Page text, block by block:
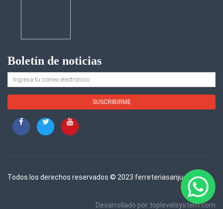
Boletín de noticias
Todos los derechos reservados © 2023 ferreteriasanjuan.com.
Desarrollado por toplevelsystem.com